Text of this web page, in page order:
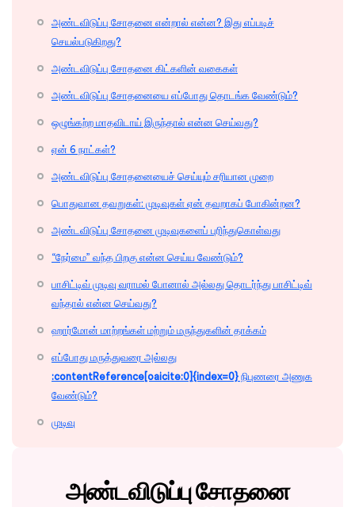
அண்டவிடுப்பு சோதனை என்றால் என்ன? இது எப்படிச்
செயல்படுகிறது?
அண்டவிடுப்பு சோதனை கிட்களின் வகைகள்
அண்டவிடுப்பு சோதனையை எப்போது தொடங்க வேண்டும்?
ஒழுங்கற்ற மாதவிடாய் இருந்தால் என்ன செய்வது?
ஏன் 6 நாட்கள்?
அண்டவிடுப்பு சோதனையைச் செய்யும் சரியான முறை
பொதுவான தவறுகள்: முடிவுகள் ஏன் தவறாகப் போகின்றன?
அண்டவிடுப்பு சோதனை முடிவுகளைப் புரிந்துகொள்வது
“நேர்மை” வந்த பிறகு என்ன செய்ய வேண்டும்?
பாசிட்டிவ் முடிவு வராமல் போனால் அல்லது தொடர்ந்து பாசிட்டிவ்
வந்தால் என்ன செய்வது?
ஹார்மோன் மாற்றங்கள் மற்றும் மருந்துகளின் தாக்கம்
எப்போது மருத்துவரை அல்லது
:contentReference[oaicite:0]{index=0} நிபுணரை அணுக
வேண்டும்?
முடிவு
அண்டவிடுப்பு சோதனை